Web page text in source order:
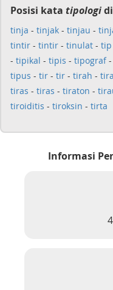
Posisi kata tipologi
tinja - tinjak - tinjau -
tintir - tintir - tinulat - tip
- tipikal - tipis - tipograf-
tipus - tir - tir - tirah -
tiras - tiras - tiraton -
tiroiditis - tiroksin - tirta
Informasi